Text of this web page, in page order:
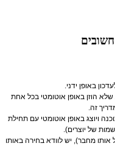
באופן ידני.
שלא הוזן באופן אוטומטי בכל אחת
זה.
ויוצג באופן אוטומטי עם תחילת
של יוצרים).
מחבר), יש לוודא בחירה באותו